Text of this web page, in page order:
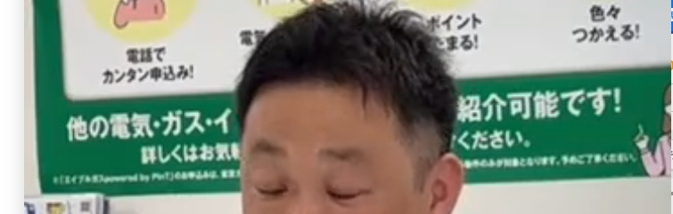
来店予約する 空室確認する
エイブル 飯塚店
電話でのご予約・お問合せ
0948-26-
情報登録日 2026/08/02
飯塚市 下三緒
アパート
1DK
チェックした賃貸物件(最大20件)を まとめて